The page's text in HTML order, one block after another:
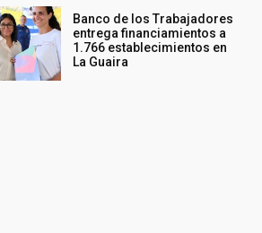
Banco de los Trabajadores
entrega financiamientos a
1.766 establecimientos en
La Guaira